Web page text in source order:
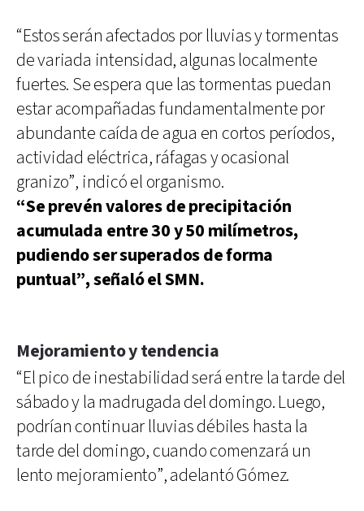
“Estos serán afectados por lluvias y tormentas
de variada intensidad, algunas localmente
fuertes. Se espera que las tormentas puedan
estar acompañadas fundamentalmente por
abundante caída de agua en cortos períodos,
actividad eléctrica, ráfagas y ocasional
granizo”, indicó el organismo.
“Se prevén valores de precipitación
acumulada entre 30 y 50 milímetros,
pudiendo ser superados de forma
puntual”, señaló el SMN.
Mejoramiento y tendencia
“El pico de inestabilidad será entre la tarde del
sábado y la madrugada del domingo. Luego,
podrían continuar lluvias débiles hasta la
tarde del domingo, cuando comenzará un
lento mejoramiento”, adelantó Gómez.